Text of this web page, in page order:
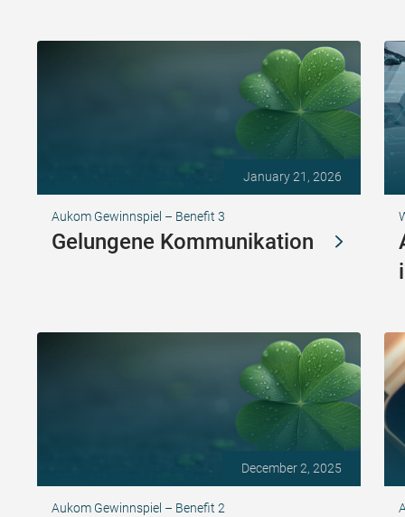
January 21, 2026
Aukom Gewinnspiel – Benefit 3
Gelungene Kommunikation
December 2, 2025
Aukom Gewinnspiel – Benefit 2